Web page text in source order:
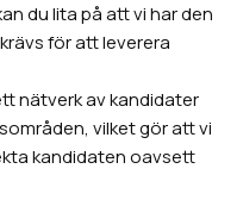
du lita på att vi har den
för att leverera
nätverk av kandidater
vilket gör att vi
kandidaten oavsett